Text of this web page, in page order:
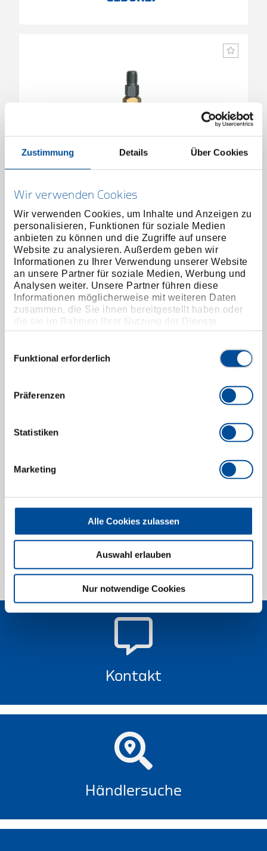
Zustimmung Details Über Cookies
Wir verwenden Cookies
Wir verwenden Cookies, um Inhalte und Anzeigen zu
personalisieren, Funktionen für soziale Medien
anbieten zu können und die Zugriffe auf unsere
Website zu analysieren. Außerdem geben wir
Informationen zu Ihrer Verwendung unserer Website
an unsere Partner für soziale Medien, Werbung und
Analysen weiter. Unsere Partner führen diese
Informationen möglicherweise mit weiteren Daten
zusammen, die Sie ihnen bereitgestellt haben oder
die sie im Rahmen Ihrer Nutzung der Dienste
gesammelt haben. Unsere vollständige
Funktional erforderlich
Präferenzen
Statistiken
Marketing
Alle Cookies zulassen
Auswahl erlauben
Nur notwendige Cookies
Innenauszieher 5-8,5 mm
1638556 / 1.34/1
Preis auf Anfrage
Preis auf Anfrage
Kontakt
Händlersuche